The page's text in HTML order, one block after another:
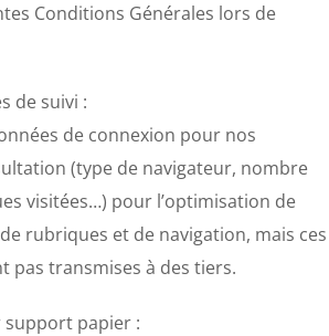
Conditions Générales lors de
de suivi :
de connexion pour nos
(type de navigateur, nombre
visitées…) pour l’optimisation de
rubriques et de navigation, mais ces
pas transmises à des tiers.
papier :